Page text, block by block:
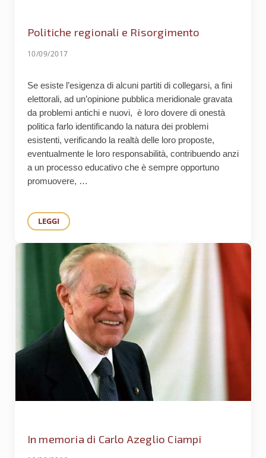
Politiche regionali e Risorgimento
10/09/2017
Se esiste l’esigenza di alcuni partiti di collegarsi, a fini
elettorali, ad un’opinione pubblica meridionale gravata
da problemi antichi e nuovi, è loro dovere di onestà
politica farlo identificando la natura dei problemi
esistenti, verificando la realtà delle loro proposte,
eventualmente le loro responsabilità, contribuendo anzi
a un processo educativo che è sempre opportuno
promuovere, …
LEGGI
POLITICHE REGIONALI E RISORGIMENTO
In memoria di Carlo Azeglio Ciampi